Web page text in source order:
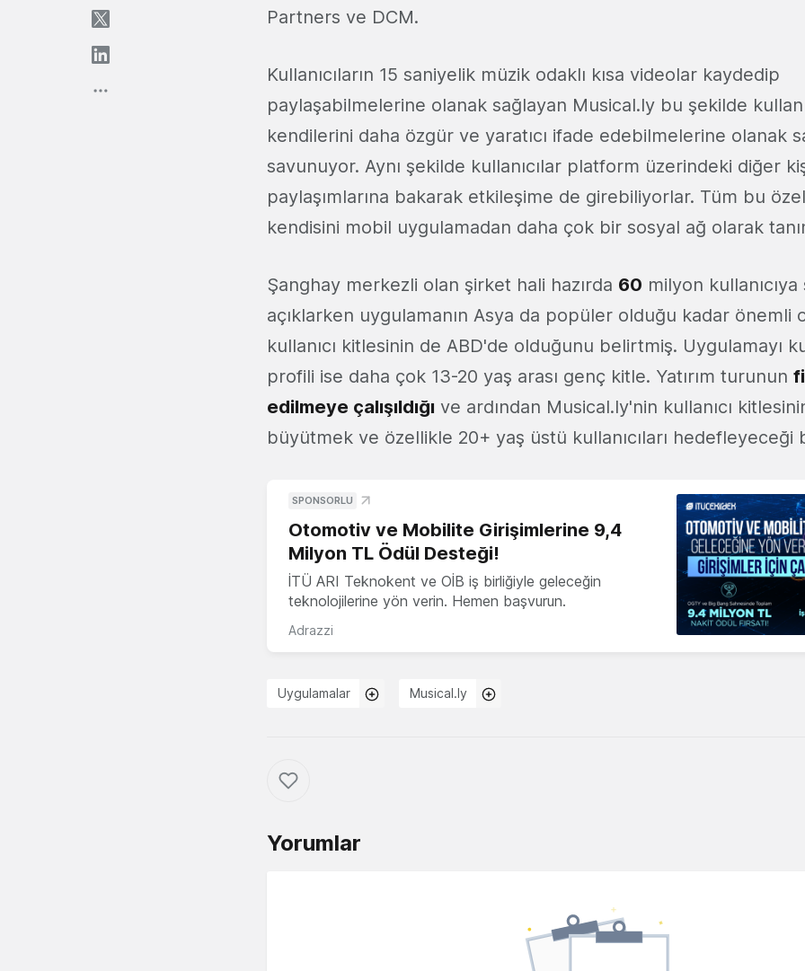
Partners ve DCM.
Kullanıcıların 15 saniyelik müzik odaklı kısa videolar kaydedip
paylaşabilmelerine olanak sağlayan Musical.ly bu şekilde
kendilerini daha özgür ve yaratıcı ifade edebilmelerine olanak
savunuyor. Aynı şekilde kullanıcılar platform üzerindeki diğer
paylaşımlarına bakarak etkileşime de girebiliyorlar. Tüm bu
kendisini mobil uygulamadan daha çok bir sosyal ağ olarak
Şanghay merkezli olan şirket hali hazırda 60 milyon
açıklarken uygulamanın Asya da popüler olduğu kadar önemli
kullanıcı kitlesinin de ABD'de olduğunu belirtmiş. Uygulamayı
profili ise daha çok 13-20 yaş arası genç kitle. Yatırım turunun
edilmeye çalışıldığı ve ardından Musical.ly'nin kullanıcı
büyütmek ve özellikle 20+ yaş üstü kullanıcıları hedefleyeceği
SPONSORLU
Otomotiv ve Mobilite Girişimlerine 9,4
Milyon TL Ödül Desteği!
İTÜ ARI Teknokent ve OİB iş birliğiyle geleceğin
teknolojilerine yön verin. Hemen başvurun.
Adrazzi
Uygulamalar Musical.ly
Yorumlar